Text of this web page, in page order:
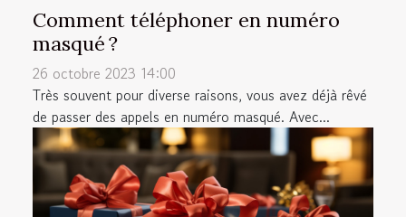
Comment téléphoner en numéro
masqué ?
26 octobre 2023 14:00
Très souvent pour diverse raisons, vous avez déjà rêvé
de passer des appels en numéro masqué. Avec...